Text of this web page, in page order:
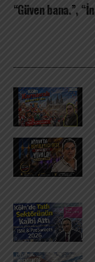
“Güven bana.”,